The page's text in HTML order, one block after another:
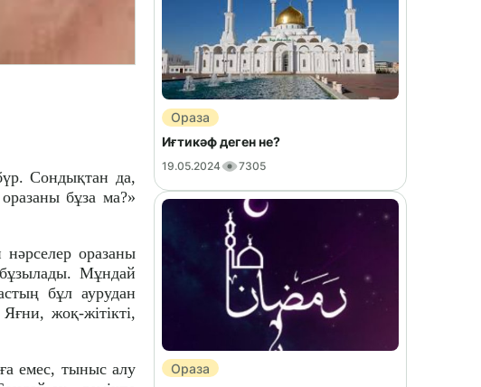
Сондықтан да,
бұза ма?»
оразаны
бұзылады. Мұндай
бұл аурудан
жоқ-жітікті,
емес, тыныс алу
Ораза
Иғтикәф деген не?
19.05.2024 7305
Ораза